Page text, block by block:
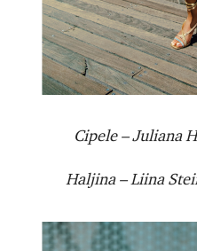
Cipele – Juliana
Haljina – Liina